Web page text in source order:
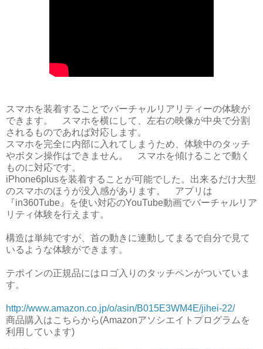
スマホを装着することでバーチャルリアリティーの体験が
できます。 スマホを横にして、左右の映像が中央で分割
されるものであれば対応します。
スマホを完全に内部に入れてしまうため、体験中のタッチ
やボタン操作はできません。 スマホを傾けることで動く
ものに対応です。
iPhone6plusを装着することが可能でした。出来るだけ大型
のスマホのほうが没入感があります。 アプリは
『in360Tube』を使い対応のYouTube動画でバーチャルリア
リティ体験を行えます。
構造は単純ですが、首の動きに連動してまるで自分で見て
いるような体験ができます。
テポインの正規品にはロゴ入りのタッチペンがついていま
す。
http://www.amazon.co.jp/o/asin/B015E3WM4E/jihei-22/
商品購入はこちらから(Amazonアソシエイトプログラムを
利用しています)